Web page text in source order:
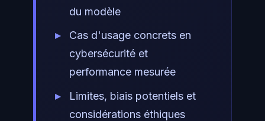
du modèle
Cas d'usage concrets en
cybersécurité et
performance mesurée
Limites, biais potentiels et
considérations éthiques